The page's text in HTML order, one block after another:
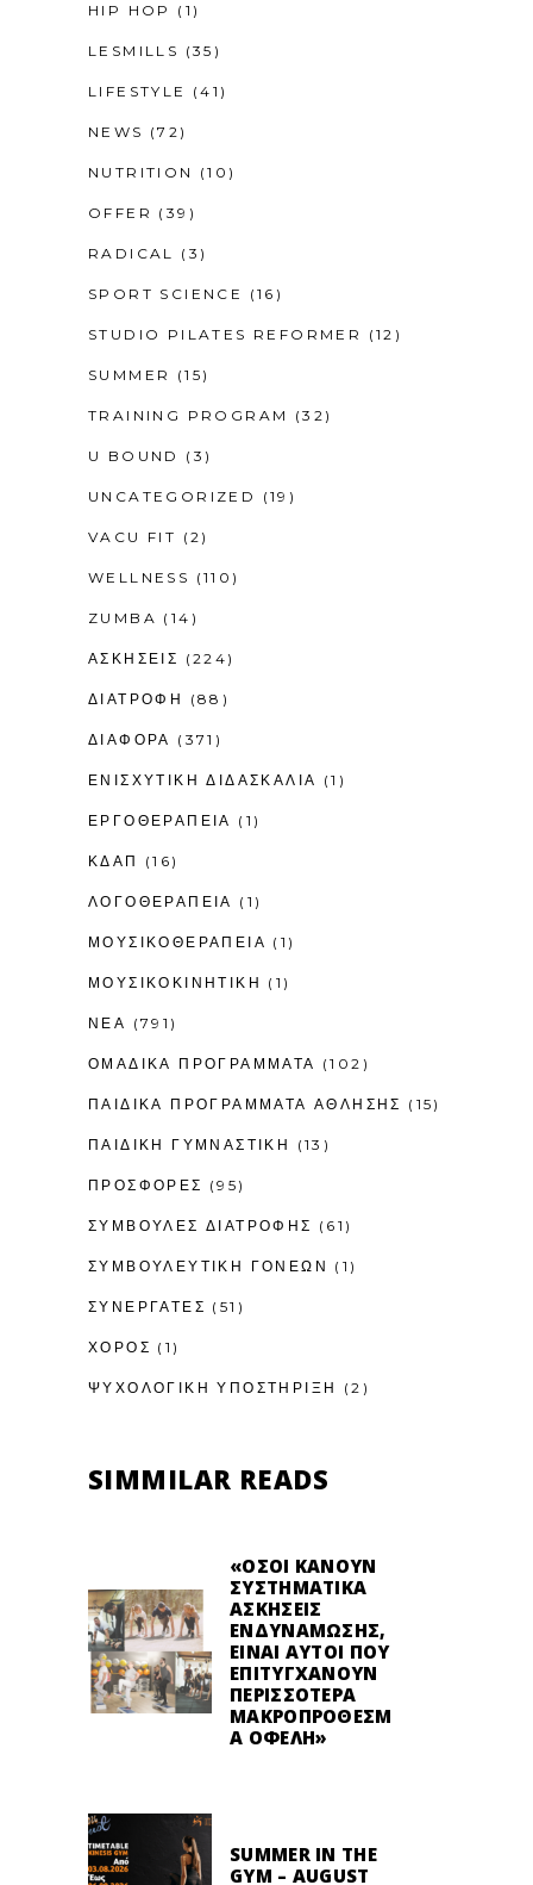
HIP HOP (1)
LESMILLS (35)
LIFESTYLE (41)
NEWS (72)
NUTRITION (10)
OFFER (39)
RADICAL (3)
SPORT SCIENCE (16)
STUDIO PILATES REFORMER (12)
SUMMER (15)
TRAINING PROGRAM (32)
U BOUND (3)
UNCATEGORIZED (19)
VACU FIT (2)
WELLNESS (110)
ZUMBA (14)
ΑΣΚΗΣΕΙΣ (224)
ΔΙΑΤΡΟΦΗ (88)
ΔΙΑΦΟΡΑ (371)
ΕΝΙΣΧΥΤΙΚΉ ΔΙΔΑΣΚΑΛΊΑ (1)
ΕΡΓΟΘΕΡΑΠΕΊΑ (1)
ΚΔΑΠ (16)
ΛΟΓΟΘΕΡΑΠΕΊΑ (1)
ΜΟΥΣΙΚΟΘΕΡΑΠΕΊΑ (1)
ΜΟΥΣΙΚΟΚΙΝΗΤΙΚΉ (1)
ΝΕΑ (791)
ΟΜΑΔΙΚΑ ΠΡΟΓΡΑΜΜΑΤΑ (102)
ΠΑΙΔΙΚΆ ΠΡΟΓΡΆΜΜΑΤΑ ΆΘΛΗΣΗΣ (15)
ΠΑΙΔΙΚΉ ΓΥΜΝΑΣΤΙΚΉ (13)
ΠΡΟΣΦΟΡΕΣ (95)
ΣΥΜΒΟΥΛΕΣ ΔΙΑΤΡΟΦΗΣ (61)
ΣΥΜΒΟΥΛΕΥΤΙΚΉ ΓΟΝΈΩΝ (1)
ΣΥΝΕΡΓΑΤΕΣ (51)
ΧΟΡΟΣ (1)
ΨΥΧΟΛΟΓΙΚΉ ΥΠΟΣΤΉΡΙΞΗ (2)
SIMMILAR READS
«ΌΣΟΙ ΚΆΝΟΥΝ
ΣΥΣΤΗΜΑΤΙΚΆ
ΑΣΚΉΣΕΙΣ
ΕΝΔΥΝΆΜΩΣΗΣ,
ΕΊΝΑΙ ΑΥΤΟΊ ΠΟΥ
ΕΠΙΤΥΓΧΆΝΟΥΝ
ΠΕΡΙΣΣΌΤΕΡΑ
ΜΑΚΡΟΠΡΌΘΕΣΜ
Α ΟΦΈΛΗ»
SUMMER IN THE
GYM – AUGUST